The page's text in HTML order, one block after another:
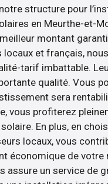
structure pour
en Meurthe-et-
montant
locaux et français,
tarif imbattable.
qualité. Vous
sera
vous profiterez
En plus, en
locaux, vous
économique de votre
assure un service de